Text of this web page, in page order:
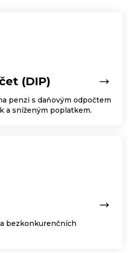
(DIP)
penzi s daňovým odpočtem
a sníženým poplatkem.
bezkonkurenčních